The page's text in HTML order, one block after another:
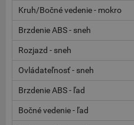
Kruh/Bočné vedenie - mokro
Brzdenie ABS - sneh
Rozjazd - sneh
Ovládateľnosť - sneh
Brzdenie ABS - ľad
Bočné vedenie - ľad